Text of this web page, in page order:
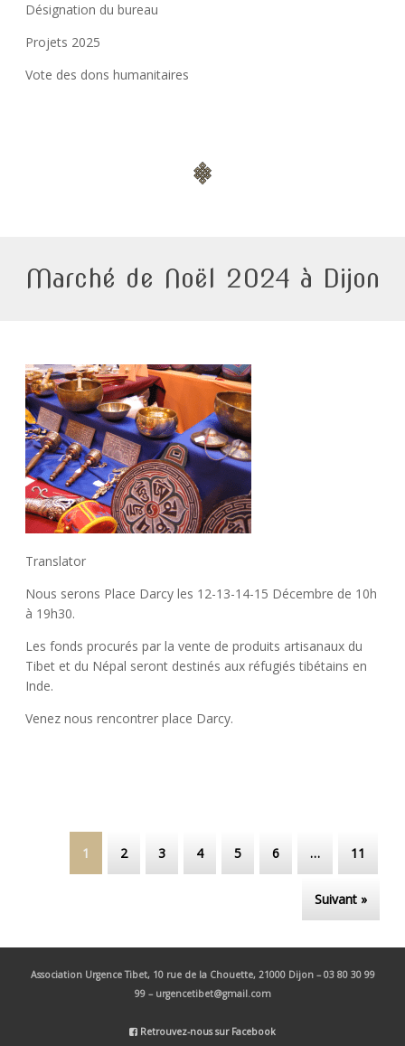
Désignation du bureau
Projets 2025
Vote des dons humanitaires
Marché de Noël 2024 à Dijon
Translator
Nous serons Place Darcy les 12-13-14-15 Décembre de 10h
à 19h30.
Les fonds procurés par la vente de produits artisanaux du
Tibet et du Népal seront destinés aux réfugiés tibétains en
Inde.
Venez nous rencontrer place Darcy.
1 2 3 4 5 6 … 11
Suivant »
Association Urgence Tibet, 10 rue de la Chouette, 21000 Dijon – 03 80 30 99
99 – urgencetibet@gmail.com
Retrouvez-nous sur Facebook